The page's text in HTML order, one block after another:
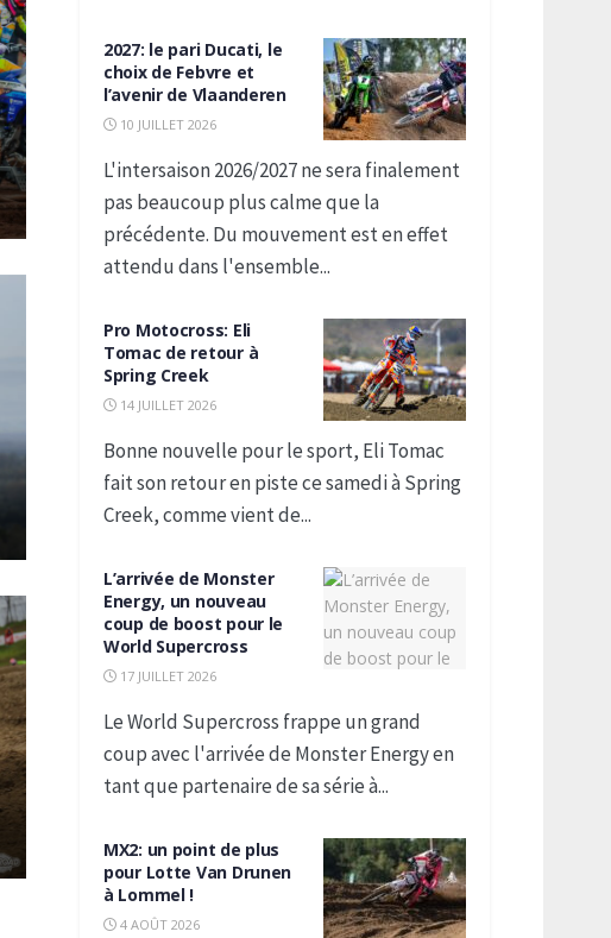
2027: le pari Ducati, le
choix de Febvre et
l’avenir de Vlaanderen
10 JUILLET 2026
L'intersaison 2026/2027 ne sera finalement
pas beaucoup plus calme que la
précédente. Du mouvement est en effet
attendu dans l'ensemble...
Pro Motocross: Eli
Tomac de retour à
Spring Creek
14 JUILLET 2026
Bonne nouvelle pour le sport, Eli Tomac
fait son retour en piste ce samedi à Spring
Creek, comme vient de...
L’arrivée de Monster
Energy, un nouveau
coup de boost pour le
World Supercross
17 JUILLET 2026
Le World Supercross frappe un grand
coup avec l'arrivée de Monster Energy en
tant que partenaire de sa série à...
MX2: un point de plus
pour Lotte Van Drunen
à Lommel !
4 AOÛT 2026